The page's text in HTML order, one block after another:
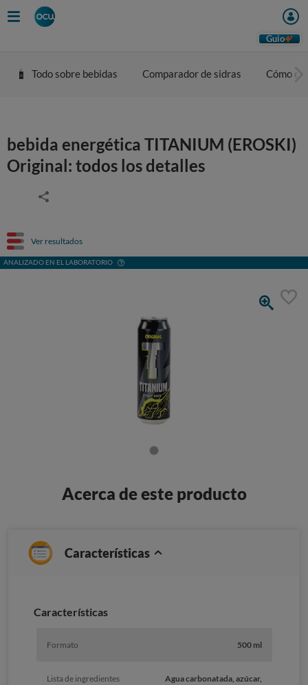
Guio
Todo sobre bebidas Comparador de sidras Cómo
bebida energética TITANIUM (EROSKI)
Original: todos los detalles
Ver resultados
ANALIZADO EN EL LABORATORIO
Acerca de este producto
Características
Caracterí­sticas
Formato 500 ml
Lista de ingredientes
Agua carbonatada, azúcar,